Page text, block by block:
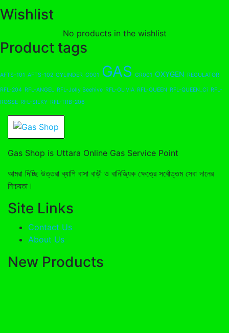
Wishlist
No products in the wishlist
Product tags
AFTS-101 AFTS-102 CYLINDER G001 GAS GR001 OXYGEN REGULATOR
RFL-204 RFL-ANGEL RFL-Jolly Beehive RFL-OLIVIA RFL-QUEEN RFL-QUEEN_Ci RFL-
ROSSE RFL-SILKY RFL-TRB-206
Gas Shop is Uttara Online Gas Service Point
আমরা দিচ্ছি উত্তরা ব্যাপি বাসা বাড়ী ও বানিজ্যিক ক্ষেত্রে সর্বোত্তম সেবা দানের
নিশ্চয়তা।
Site Links
Contact Us
About Us
New Products